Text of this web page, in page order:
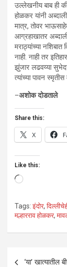
उल्लेखनीय बाब ही की
होळकर यांनी
मात्र, तोवर
आग्रहाखातर
मराठ्यांच्या नशिबात
नाही. नाही तर
झुंजार लढवय्या
त्यांच्या पावन
–अशोक दोडताले
Share this:
X
Like this:
Loading…
Tags: इंदोर,
मल्हारराव होळकर,
‘या’